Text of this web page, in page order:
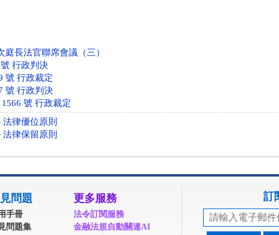
長法官聯席會議（三）
行政判決
號 行政裁定
號 行政判決
號 行政裁定
律優位原則
律保留原則
問題
手冊
問題集
更多服務
法令訂閱服務
金融法規自動關連AI
訂